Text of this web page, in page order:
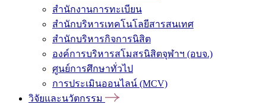
สำนักงานการทะเบียน
สำนักบริหารเทคโนโลยีสารสนเทศ
สำนักบริหารกิจการนิสิต
องค์การบริหารสโมสรนิสิตจุฬาฯ (อบจ.)
ศูนย์การศึกษาทั่วไป
การประเมินออนไลน์ (MCV)
วิจัยและนวัตกรรม